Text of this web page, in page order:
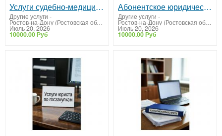
Услуги судебно-медицинской экспертизы
Другие услуги -
Ростов-на-Дону (Ростовская область)
Июль 20, 2026
10000.00 Руб
Абонентское юридическое обслуживание организаций
Другие услуги -
Ростов-на-Дону (Ростовская область)
Июль 20, 2026
10000.00 Руб